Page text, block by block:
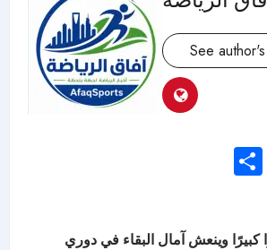
See
Mastodon
وينعش آمال البقاء في دوري